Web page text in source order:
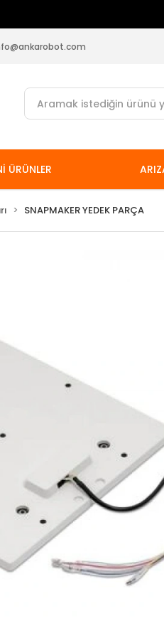
Kurulum
ÜRÜNLER
SNAPMAKER YEDEK PARÇA